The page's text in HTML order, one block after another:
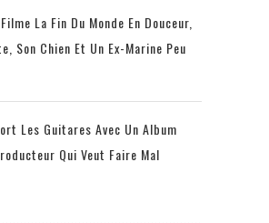
La Fin Du Monde En Douceur,
Son Chien Et Un Ex-Marine Peu
Les Guitares Avec Un Album
Qui Veut Faire Mal